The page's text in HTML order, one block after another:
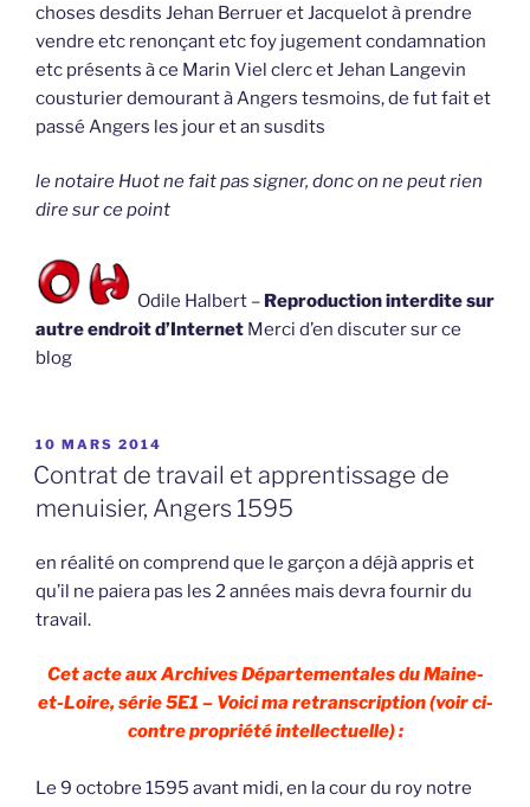
choses desdits Jehan Berruer et Jacquelot à prendre
vendre etc renonçant etc foy jugement condamnation
etc présents à ce Marin Viel clerc et Jehan Langevin
cousturier demourant à Angers tesmoins, de fut fait et
passé Angers les jour et an susdits
le notaire Huot ne fait pas signer, donc on ne peut rien
dire sur ce point
Odile Halbert – Reproduction interdite sur
autre endroit d’Internet Merci d’en discuter sur ce
blog
PUBLIÉ
LE
10 MARS 2014
Contrat de travail et apprentissage de
menuisier, Angers 1595
en réalité on comprend que le garçon a déjà appris et
qu’il ne paiera pas les 2 années mais devra fournir du
travail.
Cet acte aux Archives Départementales du Maine-
et-Loire, série 5E1 – Voici ma retranscription (voir ci-
contre propriété intellectuelle) :
Le 9 octobre 1595 avant midi, en la cour du roy notre